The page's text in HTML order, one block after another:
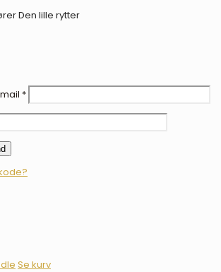
Den lille rytter
*
Se kurv